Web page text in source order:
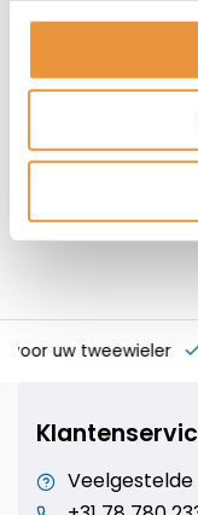
Op voorraad
149,00
voor uw tweewieler